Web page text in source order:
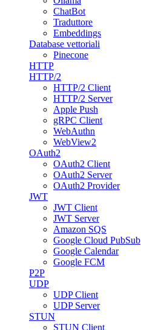
ChatBot
Traduttore
Embeddings
Database vettoriali
Pinecone
HTTP
HTTP/2
HTTP/2 Client
HTTP/2 Server
Apple Push
gRPC Client
WebAuthn
WebView2
OAuth2
OAuth2 Client
OAuth2 Server
OAuth2 Provider
JWT
JWT Client
JWT Server
Amazon SQS
Google Cloud PubSub
Google Calendar
Google FCM
P2P
UDP
UDP Client
UDP Server
STUN
STUN Client